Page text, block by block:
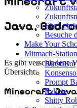
Für
Besuche
Make Your
Mitmach-
BürstiBot
Prompt
Rakete
Shitty
Java,
Es gibt verschiedene
Übersicht:
Minecraft Java